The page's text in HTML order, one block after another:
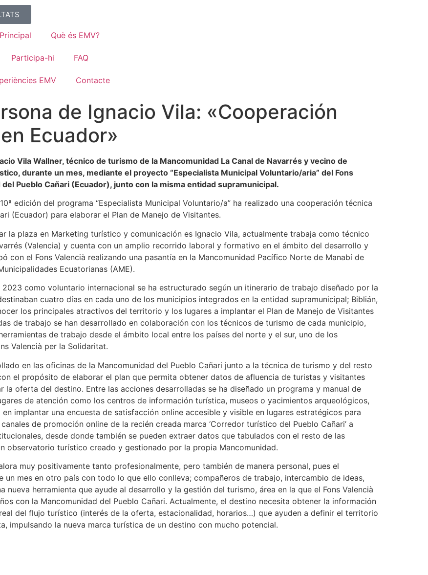
Principal Què és EMV?
Participa-hi FAQ
EMV Contacte
de Ignacio Vila: «Cooperación
Ecuador»
Vila Wallner, técnico de turismo de la Mancomunidad La Canal de Navarrés y vecino de
durante un mes, mediante el proyecto “Especialista Municipal Voluntario/aria” del Fons
Pueblo Cañari (Ecuador), junto con la misma entidad supramunicipal.
edición del programa “Especialista Municipal Voluntario/a” ha realizado una cooperación técnica
(Ecuador) para elaborar el Plan de Manejo de Visitantes.
la plaza en Marketing turístico y comunicación es Ignacio Vila, actualmente trabaja como técnico
(Valencia) y cuenta con un amplio recorrido laboral y formativo en el ámbito del desarrollo y
con el Fons Valencià realizando una pasantía en la Mancomunidad Pacífico Norte de Manabí de
Ecuatorianas (AME).
como voluntario internacional se ha estructurado según un itinerario de trabajo diseñado por la
cuatro días en cada uno de los municipios integrados en la entidad supramunicipal; Biblián,
los principales atractivos del territorio y los lugares a implantar el Plan de Manejo de Visitantes
de trabajo se han desarrollado en colaboración con los técnicos de turismo de cada municipio,
de trabajo desde el ámbito local entre los países del norte y el sur, uno de los
Valencià per la Solidaritat.
en las oficinas de la Mancomunidad del Pueblo Cañari junto a la técnica de turismo y del resto
el propósito de elaborar el plan que permita obtener datos de afluencia de turistas y visitantes
oferta del destino. Entre las acciones desarrolladas se ha diseñado un programa y manual de
de atención como los centros de información turística, museos o yacimientos arqueológicos,
implantar una encuesta de satisfacción online accesible y visible en lugares estratégicos para
de promoción online de la recién creada marca ‘Corredor turístico del Pueblo Cañari’ a
desde donde también se pueden extraer datos que tabulados con el resto de las
observatorio turístico creado y gestionado por la propia Mancomunidad.
muy positivamente tanto profesionalmente, pero también de manera personal, pues el
mes en otro país con todo lo que ello conlleva; compañeros de trabajo, intercambio de ideas,
herramienta que ayude al desarrollo y la gestión del turismo, área en la que el Fons Valencià
con la Mancomunidad del Pueblo Cañari. Actualmente, el destino necesita obtener la información
del flujo turístico (interés de la oferta, estacionalidad, horarios…) que ayuden a definir el territorio
impulsando la nueva marca turística de un destino con mucho potencial.